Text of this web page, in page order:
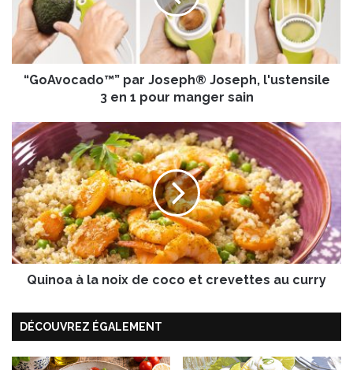
c
d
a
r
o
s
e
p
h
o
e
p
“GoAvocado™” par Joseph® Joseph, l'ustensile
3 en 1 pour manger sain
u
i
o
a
à
l
a
i
e
Quinoa à la noix de coco et crevettes au curry
DÉCOUVREZ ÉGALEMENT